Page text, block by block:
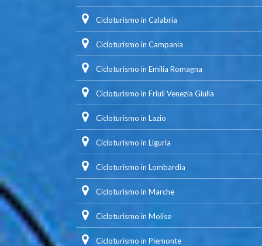
Cicloturismo in Calabria
Cicloturismo in Campania
Cicloturismo in Emilia Romagna
Cicloturismo in Friuli Venezia Giulia
Cicloturismo in Lazio
Cicloturismo in Liguria
Cicloturismo in Lombardia
Cicloturismo in Marche
Cicloturismo in Molise
Cicloturismo in Piemonte